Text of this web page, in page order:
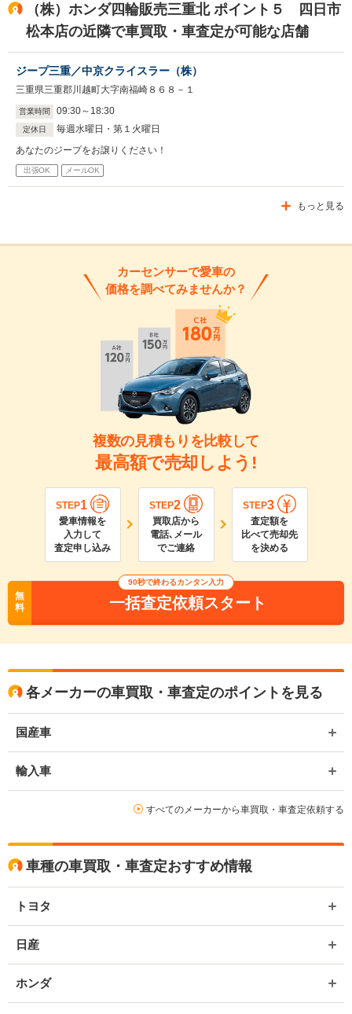
（株）ホンダ四輪販売三重北 ポイント５ 四日市
松本店の近隣で車買取・車査定が可能な店舗
ジープ三重／中京クライスラー（株）
三重県三重郡川越町大字南福崎８６８－１
営業時間 09:30～ 18:30
定休日
毎週水曜日・第１火曜日
あなたのジープをお譲りください！
出張OK メールOK
もっと見る
カーセンサーで愛車の
価格を調べてみませんか？
複数の見積もりを比較して
最高額で売却しよう!
STEP1
愛車情報を
入力して
査定申し込み
STEP2
買取店から
電話､メール
でご連絡
STEP3
査定額を
比べて売却先
を決める
無
料
90秒で終わるカンタン入力
一括査定依頼スタート
各メーカーの車買取・車査定のポイントを見る
国産車
輸入車
すべてのメーカーから車買取・車査定依頼する
車種の車買取・車査定おすすめ情報
トヨタ
日産
ホンダ